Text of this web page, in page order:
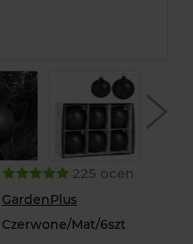
225 ocen
GardenPlus
Czerwone/Mat/6szt